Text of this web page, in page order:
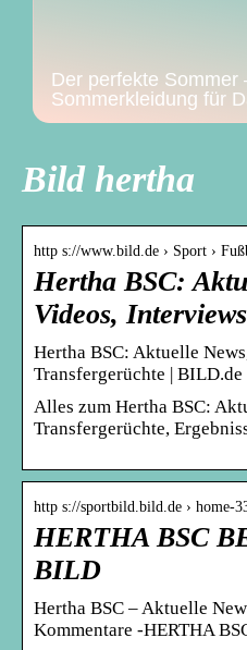
Der perfekte Sommer
Sommerkleidung für
Bild hertha
http s://www.bild.de › Sport ›
Hertha BSC:
Videos,
Hertha BSC: Aktuelle
Transfergerüchte | BILD.de
Alles zum Hertha BSC:
Transfergerüchte,
http s://sportbild.bild.de › home-
HERTHA BSC
BILD
Hertha BSC – Aktuelle
Kommentare -HERTHA